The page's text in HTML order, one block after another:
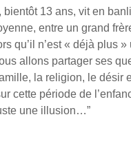
13 ans, vit en
entre un grand
qu’il n’est « déjà plus »
allons partager ses
la religion, le désir
cette période de
une illusion…”